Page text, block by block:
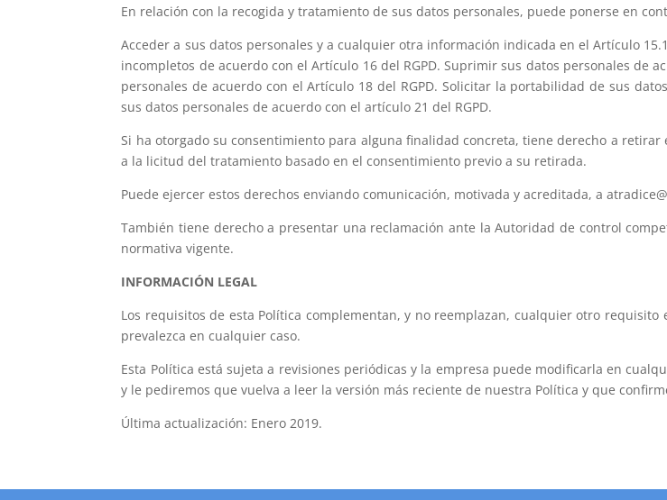
En relación con la recogida y tratamiento de sus datos personales, puede ponerse en
Acceder a sus datos personales y a cualquier otra información indicada en el Artículo
incompletos de acuerdo con el Artículo 16 del RGPD. Suprimir sus datos personales de
personales de acuerdo con el Artículo 18 del RGPD. Solicitar la portabilidad de sus
sus datos personales de acuerdo con el artículo 21 del RGPD.
Si ha otorgado su consentimiento para alguna finalidad concreta, tiene derecho a
a la licitud del tratamiento basado en el consentimiento previo a su retirada.
Puede ejercer estos derechos enviando comunicación, motivada y acreditada, a
También tiene derecho a presentar una reclamación ante la Autoridad de control
normativa vigente.
INFORMACIÓN LEGAL
Los requisitos de esta Política complementan, y no reemplazan, cualquier otro
prevalezca en cualquier caso.
Esta Política está sujeta a revisiones periódicas y la empresa puede modificarla en
y le pediremos que vuelva a leer la versión más reciente de nuestra Política y que
Última actualización: Enero 2019.